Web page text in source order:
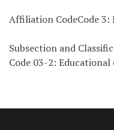
Affiliation CodeCode
Subsection and
Code 03-2: